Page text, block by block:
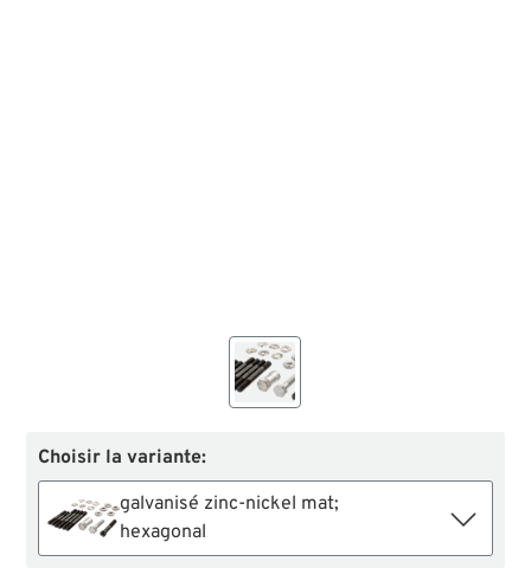
Choisir la variante:
galvanisé zinc-nickel mat;
hexagonal